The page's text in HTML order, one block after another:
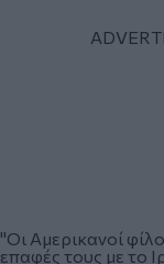
"Οι Αμερικανοί
επαφές τους με το